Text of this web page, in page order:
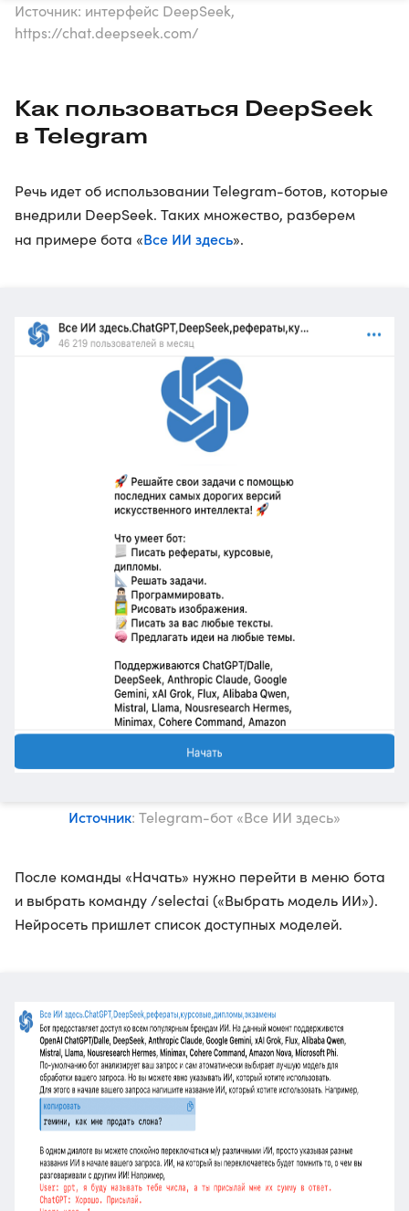
Источник: интерфейс DeepSeek,
https://chat.deepseek.com/
Как пользоваться DeepSeek
в Telegram
Речь идет об использовании Telegram-ботов, которые
внедрили DeepSeek. Таких множество, разберем
на примере бота «Все ИИ здесь».
Источник: Telegram-бот «Все ИИ здесь»
После команды «Начать» нужно перейти в меню бота
и выбрать команду /selectai («Выбрать модель ИИ»).
Нейросеть пришлет список доступных моделей.